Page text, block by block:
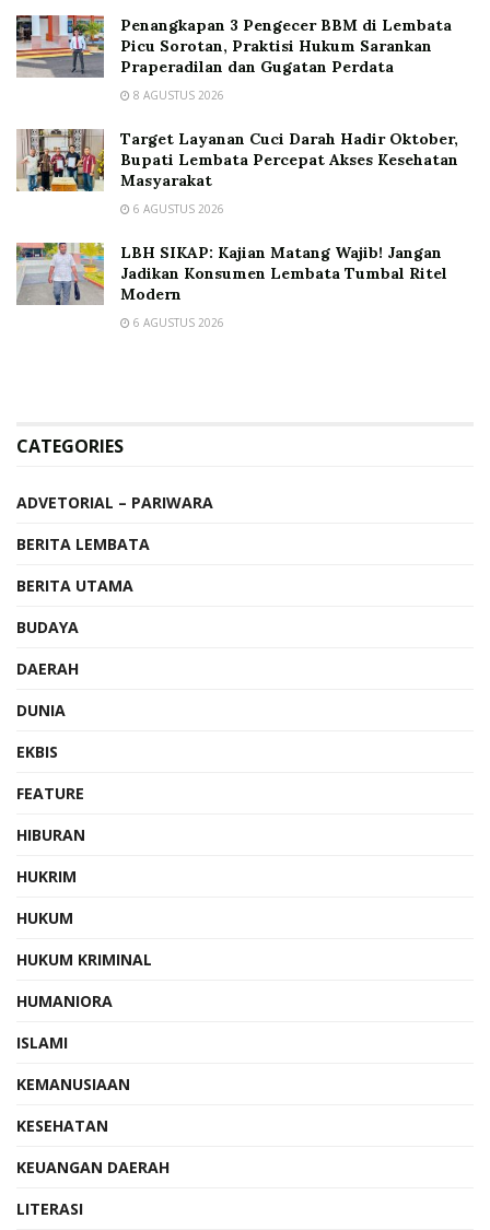
Penangkapan 3 Pengecer BBM di Lembata
Picu Sorotan, Praktisi Hukum Sarankan
Praperadilan dan Gugatan Perdata
8 AGUSTUS 2026
Target Layanan Cuci Darah Hadir Oktober,
Bupati Lembata Percepat Akses Kesehatan
Masyarakat
6 AGUSTUS 2026
LBH SIKAP: Kajian Matang Wajib! Jangan
Jadikan Konsumen Lembata Tumbal Ritel
Modern
6 AGUSTUS 2026
CATEGORIES
ADVETORIAL – PARIWARA
BERITA LEMBATA
BERITA UTAMA
BUDAYA
DAERAH
DUNIA
EKBIS
FEATURE
HIBURAN
HUKRIM
HUKUM
HUKUM KRIMINAL
HUMANIORA
ISLAMI
KEMANUSIAAN
KESEHATAN
KEUANGAN DAERAH
LITERASI